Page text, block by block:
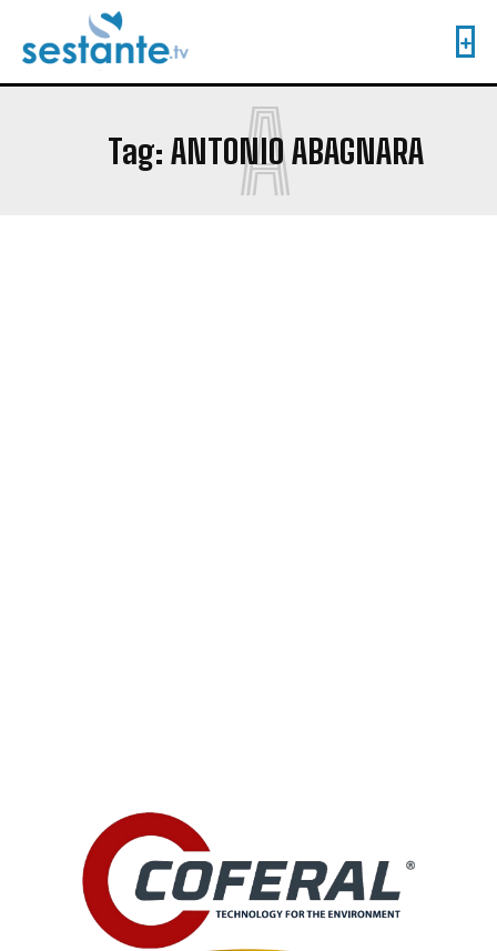
Tag: ANTONIO ABAGNARA
A